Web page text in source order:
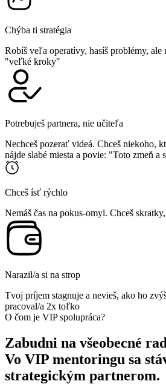
Chýba ti stratégia
Robíš veľa operatívy, hasíš problémy, ale
"veľké kroky"
Potrebuješ partnera, nie učiteľa
Nechceš pozerať videá. Chceš niekoho,
nájde slabé miesta a povie: "Toto zmeň a
Chceš ísť rýchlo
Nemáš čas na pokus-omyl. Chceš
Narazil/a si na strop
Tvoj príjem stagnuje a nevieš, ako ho
pracoval/a 2x toľko
O čom je VIP spolupráca?
Zabudni na všeobecné
Vo VIP mentoringu sa
strategickým partnerom.